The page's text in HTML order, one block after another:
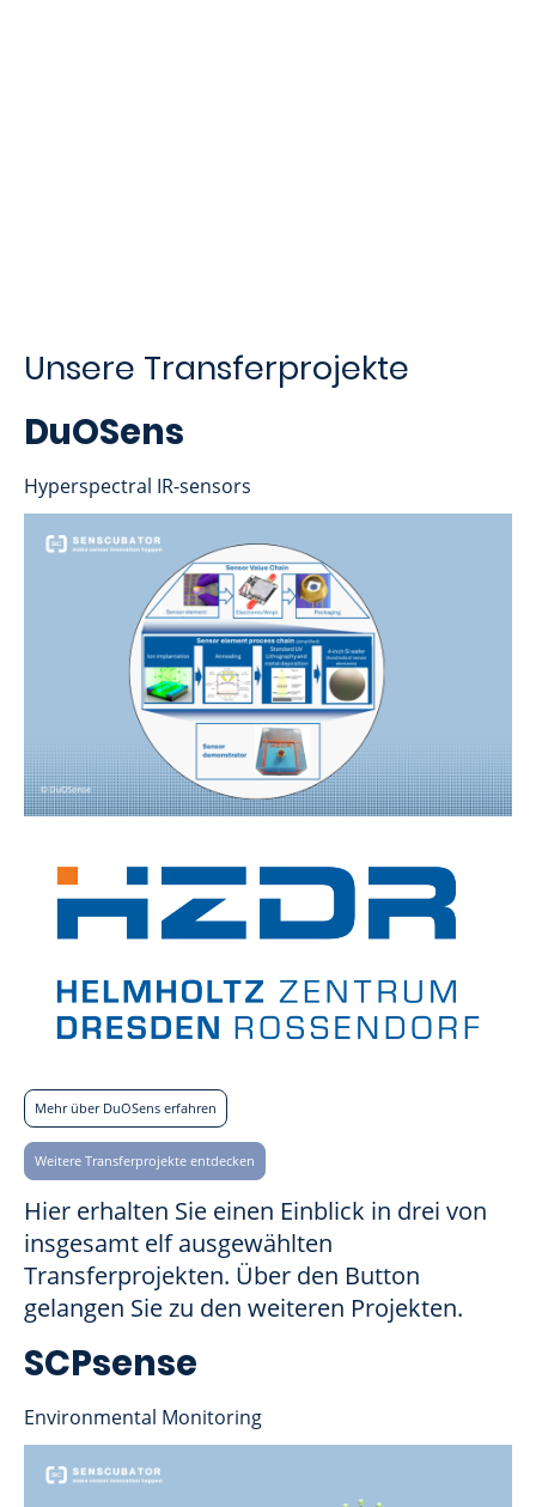
Unsere Transferprojekte
DuOSens
Hyperspectral IR-sensors
Mehr über DuOSens erfahren
Weitere Transferprojekte entdecken
Hier erhalten Sie einen Einblick in drei von
insgesamt elf ausgewählten
Transferprojekten. Über den Button
gelangen Sie zu den weiteren Projekten.
SCPsense
Environmental Monitoring